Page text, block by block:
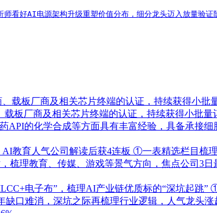
好AI电源架构升级重塑价值分布，细分龙头迈入放量验
载板厂商及相关芯片终端的认证，持续获得小
板厂商及相关芯片终端的认证，持续获得小批
的化学合成等方面具有丰富经验，具备承接
教育人气公司解读后获4连板 ①一表精选栏目梳
理教育、传媒、游戏等景气方向，焦点公司3
电子布”，梳理AI产业链优质标的“深坑起跳”
口难消，深坑之际再梳理行业逻辑，人气龙头